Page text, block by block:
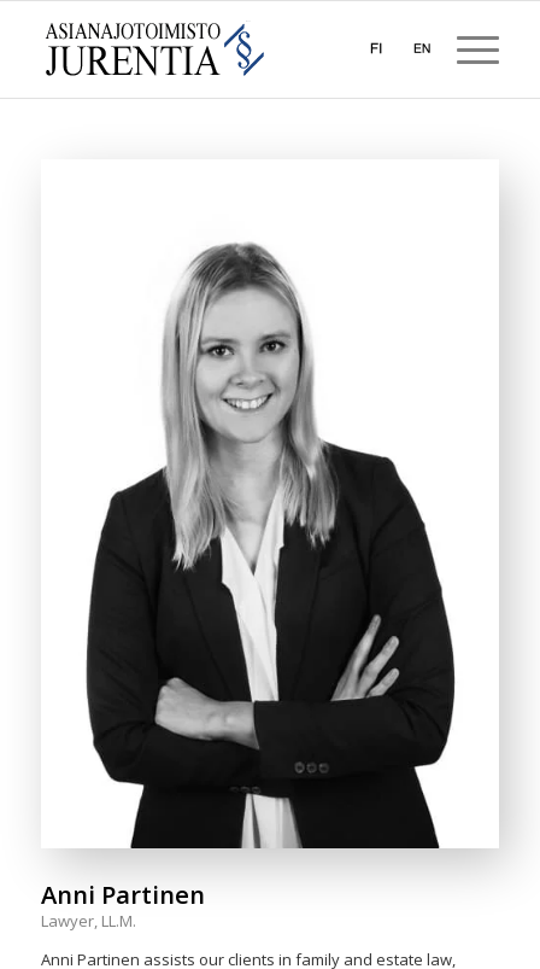
Anni Partinen
Lawyer, LL.M.
Anni Partinen assists our clients in family and estate law,